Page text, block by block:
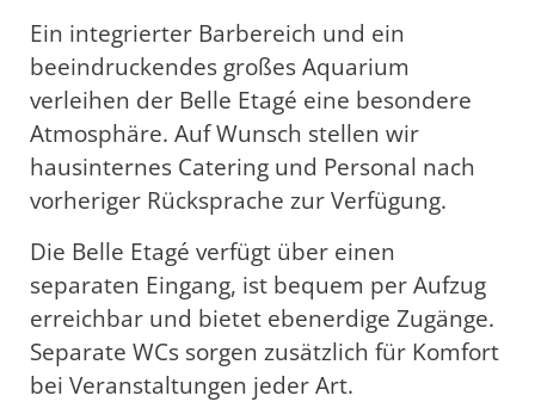
Ein integrierter Barbereich und ein
beeindruckendes großes Aquarium
verleihen der Belle Etagé eine besondere
Atmosphäre. Auf Wunsch stellen wir
hausinternes Catering und Personal nach
vorheriger Rücksprache zur Verfügung.
Die Belle Etagé verfügt über einen
separaten Eingang, ist bequem per Aufzug
erreichbar und bietet ebenerdige Zugänge.
Separate WCs sorgen zusätzlich für Komfort
bei Veranstaltungen jeder Art.